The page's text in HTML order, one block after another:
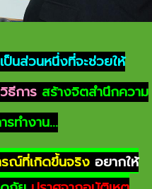
ป็นส่วนหนึ่งที่จะช่วยให้
ธีการสร้างจิตสำนึกความ
ทำงาน...
รณ์ที่เกิดขึ้นจริง อยากให้